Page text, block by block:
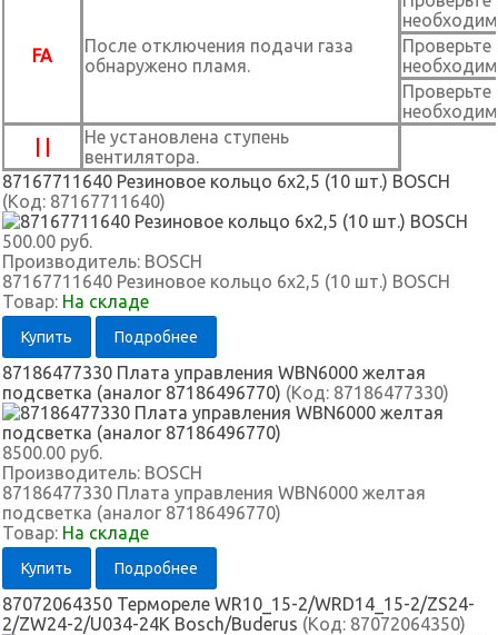
FA
После отключения подачи газа
обнаружено пламя.
Не установлена ступень
вентилятора.
87167711640 Резиновое кольцо 6x2,5 (10 шт.) BOSCH
(Код: 87167711640)
500.00 руб.
Производитель: BOSCH
87167711640 Резиновое кольцо 6x2,5 (10 шт.) BOSCH
Товар: На складе
Купить Подробнее
87186477330 Плата управления WBN6000 желтая
подсветка (аналог 87186496770) (Код: 87186477330)
8500.00 руб.
Производитель: BOSCH
87186477330 Плата управления WBN6000 желтая
подсветка (аналог 87186496770)
Товар: На складе
Купить Подробнее
87072064350 Термореле WR10_15-2/WRD14_15-2/ZS24-
2/ZW24-2/U034-24K Bosch/Buderus (Код: 87072064350)